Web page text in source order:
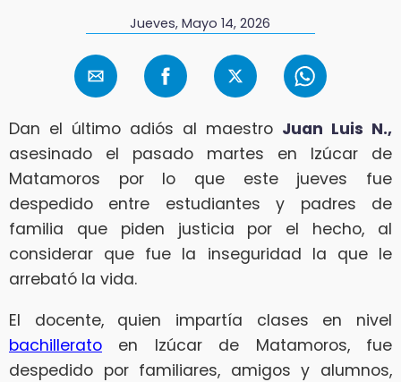
Jueves, Mayo 14, 2026
Dan el último adiós al maestro Juan Luis N.,
asesinado el pasado martes en Izúcar de
Matamoros por lo que este jueves fue
despedido entre estudiantes y padres de
familia que piden justicia por el hecho, al
considerar que fue la inseguridad la que le
arrebató la vida.
El docente, quien impartía clases en nivel
bachillerato en Izúcar de Matamoros, fue
despedido por familiares, amigos y alumnos,